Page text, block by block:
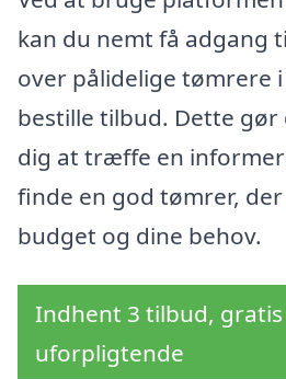
kan du nemt få adgang
over pålidelige tømrere
bestille tilbud. Dette
dig at træffe en
finde en god tømrer,
budget og dine behov.
Indhent 3 tilbud, gratis
uforpligtende